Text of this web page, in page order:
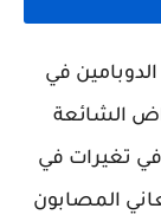
في
الشائعة
تغيرات في
المصابون